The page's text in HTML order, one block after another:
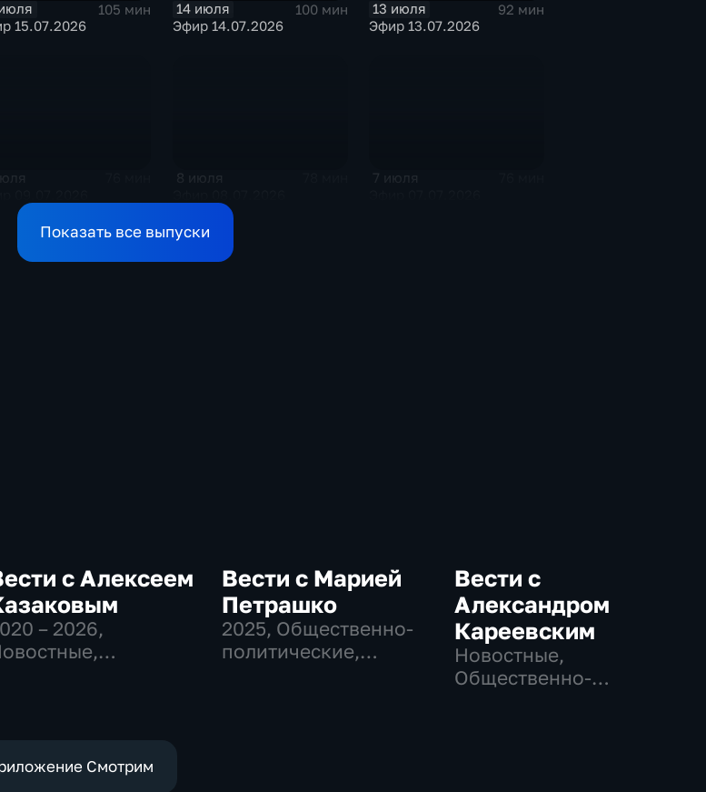
105 мин
15.07.2026
14 июля
100 мин
Эфир 14.07.2026
13 июля
92 мин
Эфир 13.07.2026
8 июля 7 июля
Показать все выпуски
с Алексеем
– 2026,
Вести с Марией
Петрашко
2025, Общественно-
политические,
Вести с
Александром
Кареевским
Новостные,
Общественно-
Смотрим